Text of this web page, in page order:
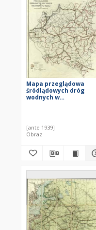
Mapa przeglądowa
śródlądowych dróg
wodnych w
méditerranéennes de
République Polonaise
[ante 1939]
Obraz